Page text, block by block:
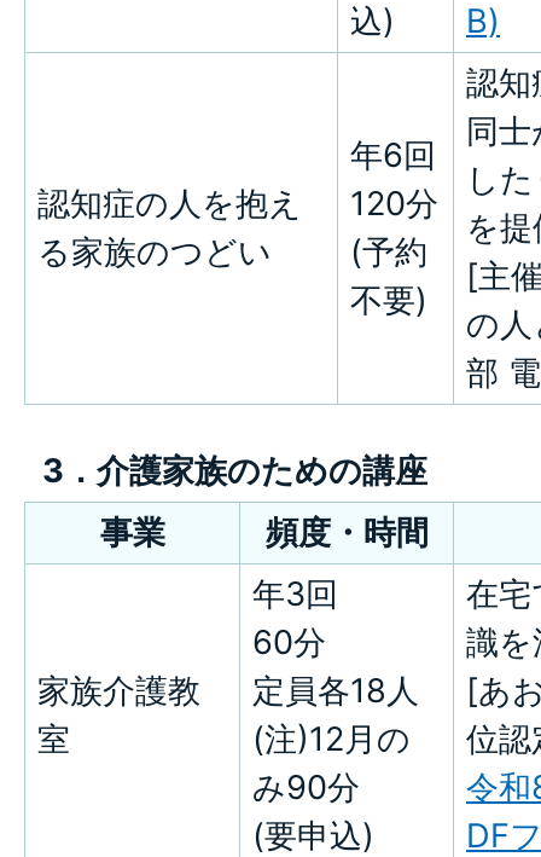
込)
B)
認知症の人を抱え
る家族のつどい
年6回
120分
(予約
不要)
認知
同
し
を
[主
の
部
3．介護家族のための講座
事業
頻度・時間
家族介護教
室
年3回
60分
定員各18人
(注)12月の
み90分
(要申込)
在
識を
[あ
位認
令和
DF